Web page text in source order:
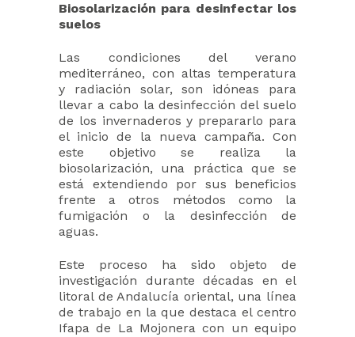
Biosolarización para desinfectar los
suelos
Las condiciones del verano
mediterráneo, con altas temperatura
y radiación solar, son idóneas para
llevar a cabo la desinfección del suelo
de los invernaderos y prepararlo para
el inicio de la nueva campaña. Con
este objetivo se realiza la
biosolarización, una práctica que se
está extendiendo por sus beneficios
frente a otros métodos como la
fumigación o la desinfección de
aguas.
Este proceso ha sido objeto de
investigación durante décadas en el
litoral de Andalucía oriental, una línea
de trabajo en la que destaca el centro
Ifapa de La Mojonera con un equipo